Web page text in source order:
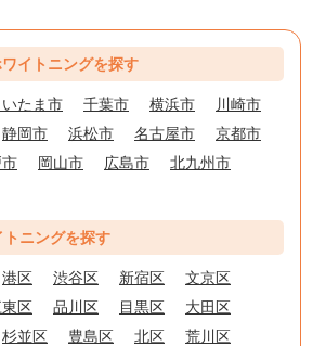
イトニングを探す
いたま市 千葉市 横浜市
川崎市
静岡市 浜松市 名古屋市
京都市
岡山市 広島市
北九州市
ニングを探す
港区 渋谷区 新宿区
文京区
区 品川区 目黒区
大田区
杉並区 豊島区 北区
荒川区